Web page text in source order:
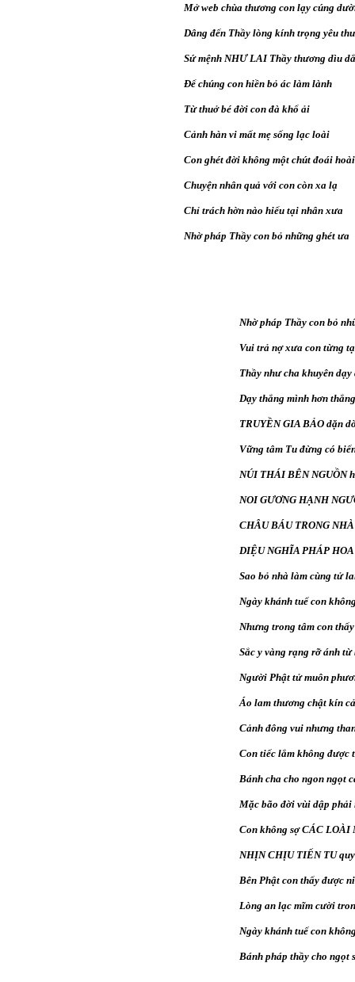
Mở web chùa thương con lạy cúng
Dâng đến Thầy lòng kính trọng yêu
Sứ mệnh NHƯ LAI Thầy thương dìu
Để chúng con hiền bỏ ác làm lành
Từ thuở bé đời con đà khổ ải
Cảnh hàn vi mất mẹ sống lạc loài
Con ghét đời không một chút đoái hoài
Chuyện nhân quả với con còn xa lạ
Chỉ trách hờn nào hiểu tại nhân xưa
Nhờ pháp Thầy con bỏ những ghét ưa
Nhờ pháp Thầy con bỏ
Vui trả nợ xưa con từng
Thầy như cha khuyên
Dạy thắng mình hơn
TRUYỀN GIA BẢO dặn
Vững tâm Tu đừng có
NÚI THÁI BÊN NGUỒN
NOI GƯƠNG HẠNH
CHÂU BÁU TRONG
DIỆU NGHĨA PHÁP
Sao bỏ nhà làm cùng tử
Ngày khánh tuế con
Nhưng trong tâm con
Sắc y vàng rạng rỡ ánh từ
Người Phật tử muôn
Áo lam thương chật kín
Cảnh đông vui nhưng
Con tiếc lắm không được
Bánh cha cho ngon ngọt
Mặc bão đời vùi dập
Con không sợ CÁC LOÀI
NHỊN CHỊU TIẾN TU
Bên Phật con thấy được
Lòng an lạc mĩm cười
Ngày khánh tuế con
Bánh pháp thầy cho ngọt